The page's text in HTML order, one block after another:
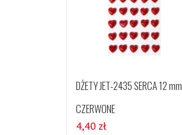
DŻETY JET-2435 SERCA 12 mm
CZERWONE
4,40 zł